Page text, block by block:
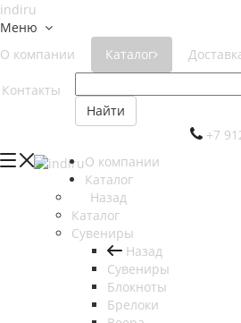
Меню
О компании
Каталог
Контакты
Найти
+7
О компании
Каталог
Назад
Каталог
Сувениры
Назад
Сувениры
Блокноты
Брелоки